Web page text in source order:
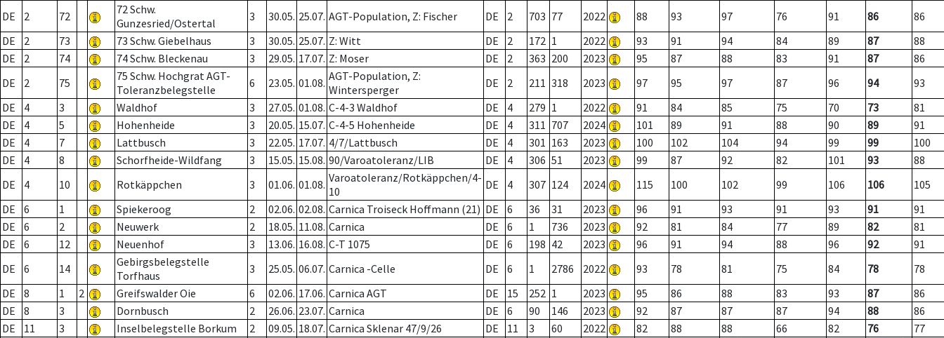
DE 2 72
72 Schw.
Gunzesried/Ostertal
3 30.05. 25.07. AGT-Population, Z: Fischer DE 2 703 77 2022 88 93 97 76 91 86
86
DE
2 73 73 Schw. Giebelhaus 3 30.05. 25.07. Z: Witt DE 2 172 1 2022 93 91 94 84 89 87
88
DE
2 74 74 Schw. Bleckenau 3 29.05. 17.07. Z: Moser DE 2 363 200 2023 95 87 88 83 91 87
86
DE
2 75
75 Schw. Hochgrat AGT-
Toleranzbelegstelle
6 23.05. 01.08. AGT-Population, Z:
Wintersperger
DE 2 211 318 2023 97 95 97 87 96 94
93
DE
4 3 Waldhof 3 27.05. 01.08. C-4-3 Waldhof DE 4 279 1 2022 91 84 85 75 70 73
81
DE
4 5 Hohenheide 3 20.05. 15.07. C-4-5 Hohenheide DE 4 311 707 2024 101 89 91 88 90 89
91
DE
4 7 Lattbusch 3 22.05. 17.07. 4/7/Lattbusch DE 4 301 163 2023 100 102 104 94 99 99
100
DE
4 8 Schorfheide-Wildfang 3 15.05. 15.08. 90/Varoatoleranz/LIB DE 4 306 51 2023 99 87 92 82 101 93
88
DE
4 10 Rotkäppchen 3 01.06. 01.08. Varoatoleranz/Rotkäppchen/4-
10
DE 4 307 124 2024 115 100 102 99 106 106
105
DE
6 1 Spiekeroog 2 02.06. 02.08. Carnica Troiseck Hoffmann (21) DE 6 36 31 2023 96 91 93 91 93 91
91
DE
6 2 Neuwerk 2 18.05. 11.08. Carnica DE 6 1 736 2023 92 81 84 77 89 82
81
DE
6 12 Neuenhof 3 13.06. 16.08. C-T 1075 DE 6 198 42 2023 96 91 94 88 96 92
91
DE
6 14
Gebirgsbelegstelle
Torfhaus
3 25.05. 06.07. Carnica -Celle DE 6 1 2786 2022 93 78 81 75 84 78
78
DE
8 1 2 Greifswalder Oie 6 02.06. 17.06. Carnica AGT DE 15 252 1 2023 95 86 88 83 93 87
86
DE
8 3 Dornbusch 2 26.06. 23.07. Carnica DE 6 90 146 2023 92 87 87 87 94 88
86
DE
11 3 Inselbelegstelle Borkum 2 09.05. 18.07. Carnica Sklenar 47/9/26 DE 11 3 60 2022 82 88 88 66 82 76 77